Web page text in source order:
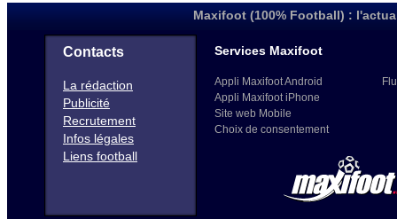
Maxifoot (100% Football) :
Contacts
La rédaction
Publicité
Recrutement
Infos légales
Liens football
Services Maxifoot
Appli Maxifoot Android
Appli Maxifoot iPhone
Site web Mobile
Choix de consentement